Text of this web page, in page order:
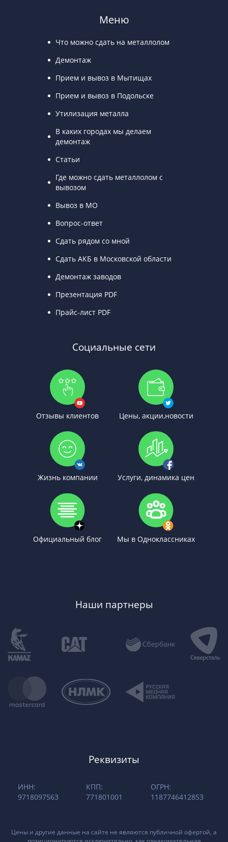
Меню
Что можно сдать на металлолом
Демонтаж
Прием и вывоз в Мытищах
Прием и вывоз в Подольске
Утилизация металла
В каких городах мы делаем
демонтаж
Статьи
Где можно сдать металлолом с
вывозом
Вывоз в МО
Вопрос-ответ
Сдать рядом со мной
Сдать АКБ в Московской области
Демонтаж заводов
Презентация PDF
Прайс-лист PDF
Социальные сети
Отзывы клиентов Цены, акции,новости
Жизнь компании Услуги, динамика цен
Официальный блог Мы в Одноклассниках
Наши партнеры
Реквизиты
ИНН:
9718097563
КПП:
771801001
ОГРН:
1187746412853
Цены и другие данные на сайте не являются публичной офертой, а